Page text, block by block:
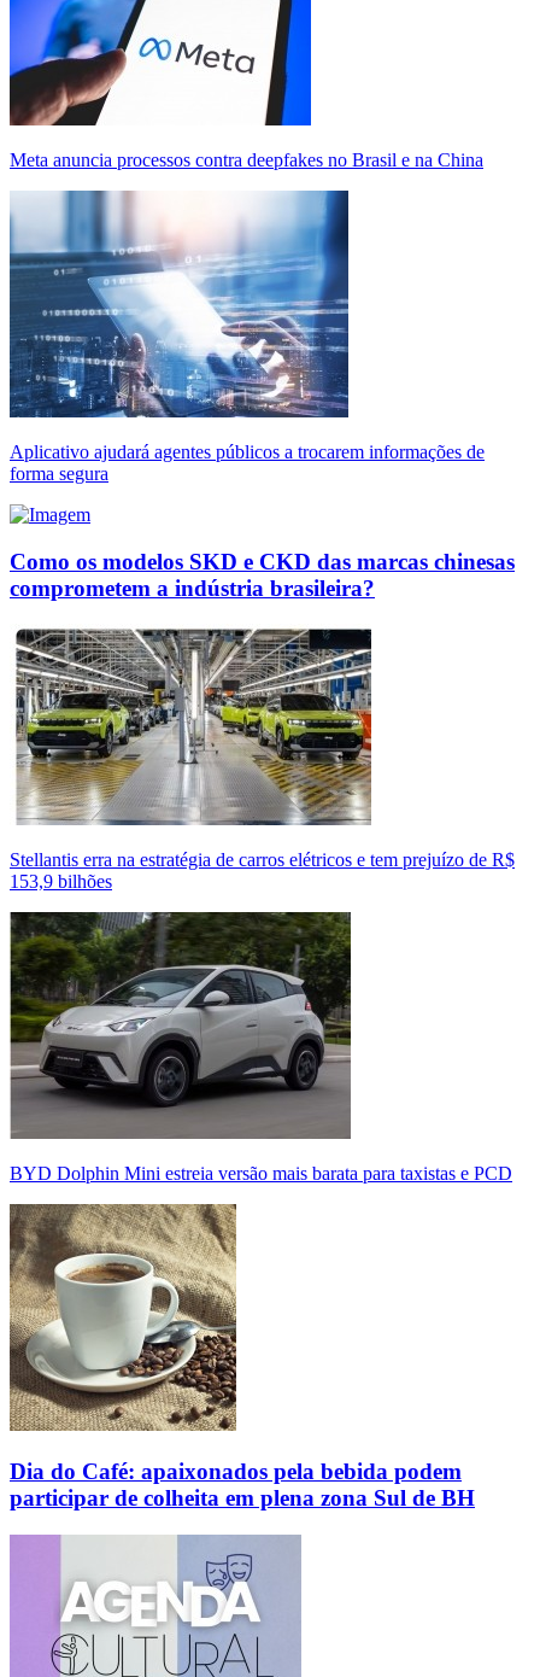
Meta anuncia processos contra deepfakes no Brasil e na China
Aplicativo ajudará agentes públicos a trocarem informações de
forma segura
Como os modelos SKD e CKD das marcas chinesas
comprometem a indústria brasileira?
Stellantis erra na estratégia de carros elétricos e tem prejuízo de R$
153,9 bilhões
BYD Dolphin Mini estreia versão mais barata para taxistas e PCD
Dia do Café: apaixonados pela bebida podem
participar de colheita em plena zona Sul de BH